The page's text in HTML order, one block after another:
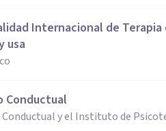
Internacional de
usa
Conductual
y el Instituto de